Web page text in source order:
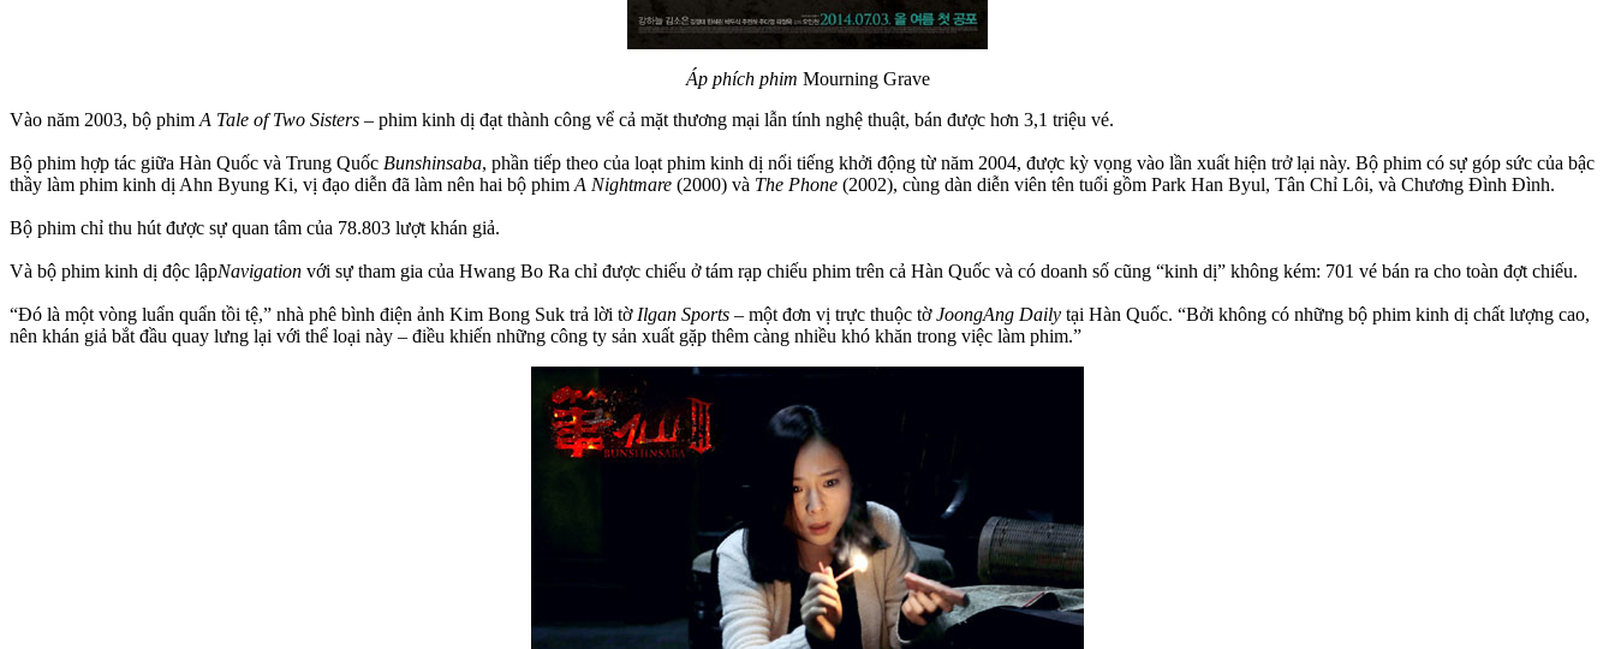
Áp phích phim Mourning Grave
Vào năm 2003, bộ phim A Tale of Two Sisters – phim kinh dị đạt thành công vể cả mặt thương mại lẫn tính nghệ thuật, bán được hơn 3,1 triệu vé.
Bộ phim hợp tác giữa Hàn Quốc và Trung Quốc Bunshinsaba, phần tiếp theo của loạt phim kinh dị nổi tiếng khởi động từ năm 2004, được kỳ vọng vào lần xuất hiện trở lại này. Bộ phim có sự góp sức của bậc
thầy làm phim kinh dị Ahn Byung Ki, vị đạo diễn đã làm nên hai bộ phim A Nightmare (2000) và The Phone (2002), cùng dàn diễn viên tên tuổi gồm Park Han Byul, Tân Chỉ Lôi, và Chương Đình Đình.
Bộ phim chỉ thu hút được sự quan tâm của 78.803 lượt khán giả.
Và bộ phim kinh dị độc lậpNavigation với sự tham gia của Hwang Bo Ra chỉ được chiếu ở tám rạp chiếu phim trên cả Hàn Quốc và có doanh số cũng “kinh dị” không kém: 701 vé bán ra cho toàn đợt chiếu.
“Đó là một vòng luẩn quẩn tồi tệ,” nhà phê bình điện ảnh Kim Bong Suk trả lời tờ Ilgan Sports – một đơn vị trực thuộc tờJoongAng Daily tại Hàn Quốc. “Bởi không có những bộ phim kinh dị chất lượng cao,
nên khán giả bắt đầu quay lưng lại với thể loại này – điều khiến những công ty sản xuất gặp thêm càng nhiều khó khăn trong việc làm phim.”